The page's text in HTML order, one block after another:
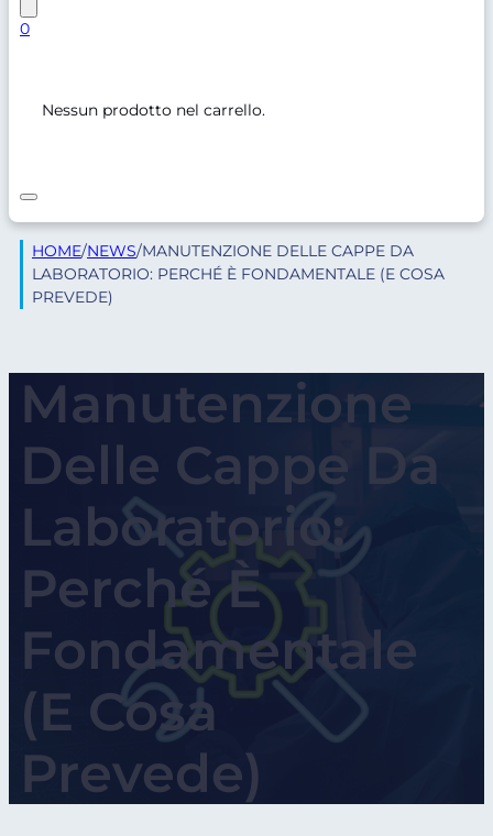
0
Nessun prodotto nel carrello.
HOME/NEWS/MANUTENZIONE DELLE CAPPE DA
LABORATORIO: PERCHÉ È FONDAMENTALE (E COSA
PREVEDE)
Manutenzione
Delle Cappe Da
Laboratorio:
Perché È
Fondamentale
(e Cosa
Prevede)